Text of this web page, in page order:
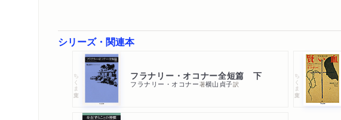
シリーズ・関連本
ちくま文庫 フラナリー・オコナー全短篇 下
フラナリー・オコナー著横山貞子訳 ちくま文庫